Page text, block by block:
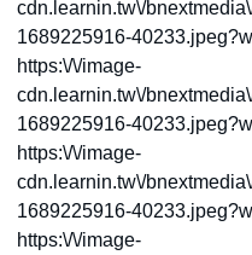
cdn.learnin.tw\/
1689225916-
https:\/\/image-
cdn.learnin.tw\/
1689225916-
https:\/\/image-
cdn.learnin.tw\/
1689225916-
https:\/\/image-